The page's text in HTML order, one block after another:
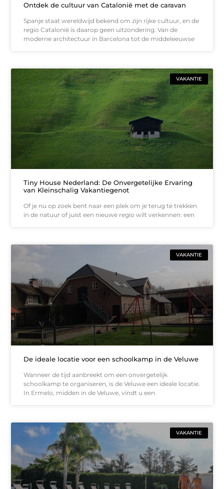
Ontdek de cultuur van Catalonië met de caravan
Spanje staat wereldwijd bekend om zijn rijke cultuur, en de
regio Catalonië is daarop geen uitzondering. Van de
moderne architectuur in Barcelona tot de middeleeuwse
VAKANTIE
Tiny House Nederland: De Onvergetelijke Ervaring
van Kleinschalig Vakantiegenot
Of je nu op zoek bent naar een plek om je terug te trekken
in de natuur of juist een nieuwe regio wilt verkennen: een
VAKANTIE
De ideale locatie voor een schoolkamp in de Veluwe
Wanneer de tijd aanbreekt om een onvergetelijk
schoolkamp te organiseren, is de Veluwe een ideale locatie.
In Ermelo, midden in de Veluwe, vindt u een
VAKANTIE